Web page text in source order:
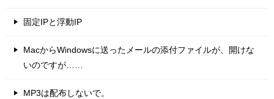
固定IPと浮動IP
MacからWindowsに送ったメールの添付ファイルが、開けな
いのですが……
MP3は配布しないで。